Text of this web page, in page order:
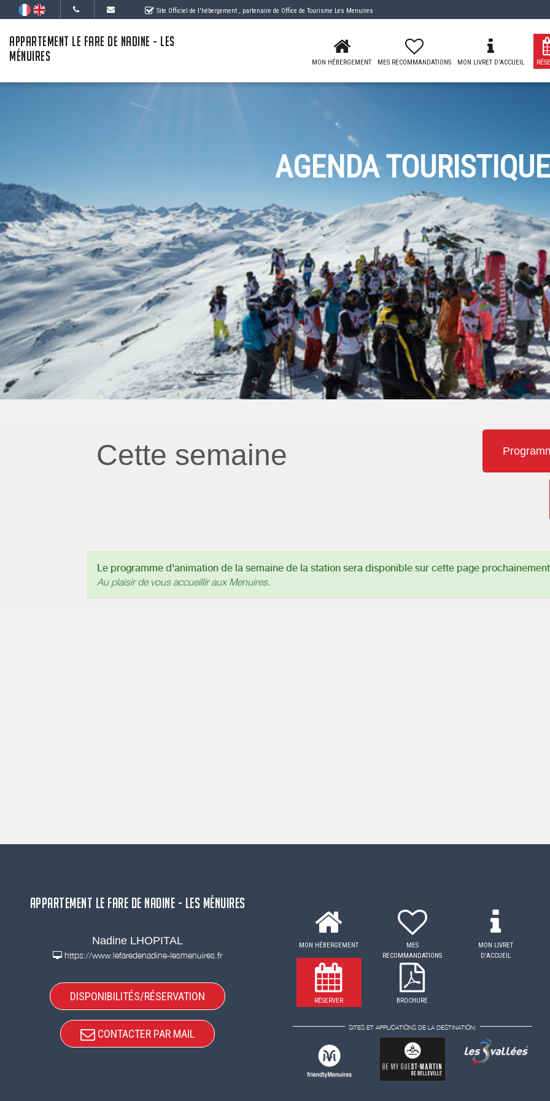
Site Officiel de l'hébergement , partenaire de Office de Tourisme Les Menuires
APPARTEMENT LE FARE DE NADINE - LES
MÉNUIRES
MON HÉBERGEMENT MES RECOMMANDATIONS MON LIVRET D'ACCUEIL
AGENDA TOURISTIQUE
Cette semaine
Le programme d'animation de la semaine de la station sera disponible sur cette page
Au plaisir de vous accueillir aux Menuires.
APPARTEMENT LE FARE DE NADINE - LES MÉNUIRES
Nadine LHOPITAL
https://www.lefaredenadine-lesmenuires.fr
DISPONIBILITÉS/RÉSERVATION
CONTACTER PAR MAIL
MON HÉBERGEMENT
MES
RECOMMANDATIONS
MON LIVRET
D'ACCUEIL
RÉSERVER BROCHURE
SITES ET APPLICATIONS DE LA DESTINATION: